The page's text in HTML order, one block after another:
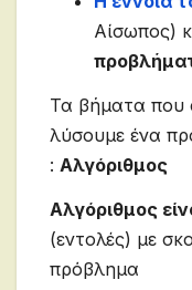
Αίσωπος)
Τα βήματα που
λύσουμε ένα
: Αλγόριθμος
Αλγόριθμος
(εντολές) με
πρόβλημα